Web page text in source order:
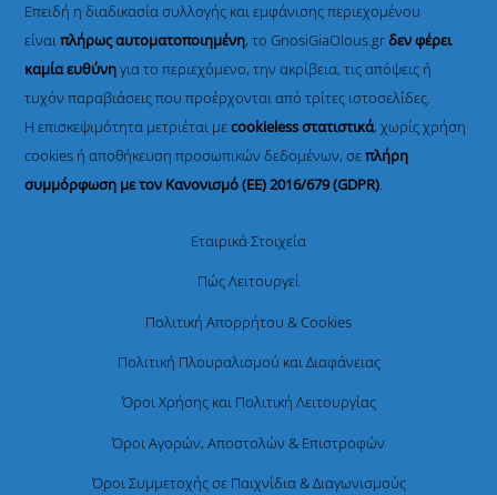
Επειδή η διαδικασία συλλογής και εμφάνισης περιεχομένου
είναιπλήρως αυτοματοποιημένη, το GnosiGiaOlous.grδεν φέρει
καμία ευθύνηγια το περιεχόμενο, την ακρίβεια, τις απόψεις ή
τυχόν παραβιάσεις που προέρχονται από τρίτες ιστοσελίδες.
Η επισκεψιμότητα μετριέται μεcookieless στατιστικά, χωρίς χρήση
cookies ή αποθήκευση προσωπικών δεδομένων, σεπλήρη
συμμόρφωση με τον Κανονισμό (ΕΕ) 2016/679 (GDPR).
Εταιρικά Στοιχεία
Πώς Λειτουργεί
Πολιτική Απορρήτου & Cookies
Πολιτική Πλουραλισμού και Διαφάνειας
Όροι Χρήσης και Πολιτική Λειτουργίας
Όροι Αγορών, Αποστολών & Επιστροφών
Όροι Συμμετοχής σε Παιχνίδια & Διαγωνισμούς